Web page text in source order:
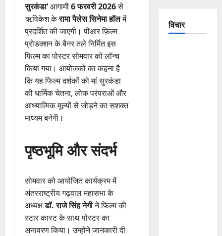
सुरकंडा’आगामी6 फरवरी 2026से
ऋषिकेश केरामा पैलेस सिनेमा हॉलमें
प्रदर्शित की जाएगी। पीआर फ़िल्म
प्रोडक्शन के बैनर तले निर्मित इस
फिल्म का पोस्टर सोमवार को लॉन्च
किया गया। आयोजकों का कहना है
कि यह फिल्म दर्शकों को मां सुरकंडा
की धार्मिक चेतना, लोक परंपराओं और
आध्यात्मिक मूल्यों से जोड़ने का सशक्त
माध्यम बनेगी।
पृष्ठभूमि और संदर्भ
सोमवार को आयोजित कार्यक्रम में
अंतरराष्ट्रीय गढ़वाल महासभा के
अध्यक्षडॉ. राजे सिंह नेगीने फिल्म की
स्टार कास्ट के साथ पोस्टर का
अनावरण किया। उन्होंने जानकारी दी
विचार